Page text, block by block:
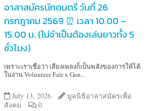
อาสาสมัครนักดนตรี วันที่ 26
กรกฎาคม 2569 ⏰ เวลา 10.00 –
15.00 น. (ไม่จำเป็นต้องเล่นยาวทั้ง 5
ชั่วโมง)
เพราะเราเชื่อว่า เสียงเพลงก็เป็นพลังของการให้ได้
ในงาน Volunteer Fair x Gen...
July 13, 2026
มูลนิธิอาสาสมัครเพื่อ
สังคม
0